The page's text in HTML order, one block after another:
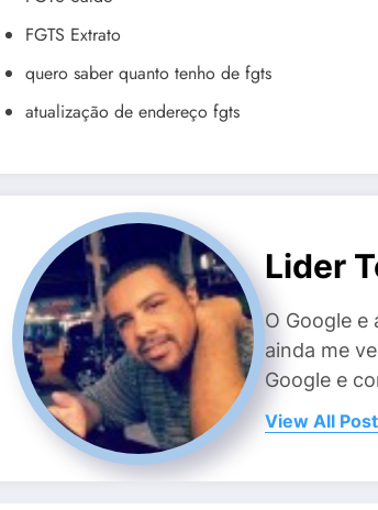
FGTS Extrato
quero saber quanto tenho de fgts
atualização de endereço fgts
Lider
O Google e
ainda me
Google e
View All